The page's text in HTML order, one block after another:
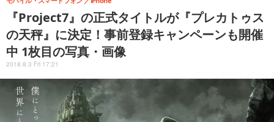
『Project7』の正式タイトルが『プレカトゥス
の天秤』に決定！事前登録キャンペーンも開催
中 1枚目の写真・画像
2018.8.3 Fri 17:21